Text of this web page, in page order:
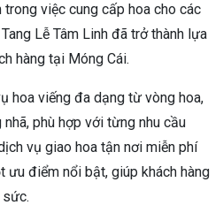
trong việc cung cấp hoa cho các
Lễ Tâm Linh đã trở thành lựa
hàng tại Móng Cái.
hoa viếng đa dạng từ vòng hoa,
phù hợp với từng nhu cầu
vụ giao hoa tận nơi miễn phí
ưu điểm nổi bật, giúp khách hàng